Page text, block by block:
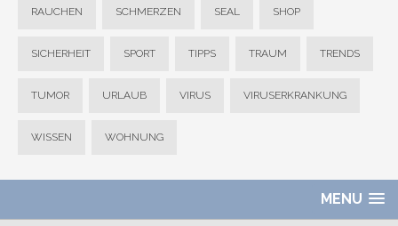
RAUCHEN SCHMERZEN SEAL SHOP
SICHERHEIT SPORT TIPPS TRAUM TRENDS
TUMOR URLAUB VIRUS VIRUSERKRANKUNG
WISSEN WOHNUNG
MENU